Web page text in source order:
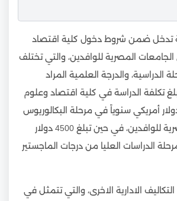
تدخل ضمن شروط دخول كلية اقتصاد
المصرية للوافدين، والتي تختلف
الدراسية، والدرجة العلمية المراد
تكلفة الدراسة في كلية اقتصاد وعلوم
الى 3500 دولار أمريكي سنوياً في مرحلة البكالوريوس
في الجامعات المصرية للوافدين، في حين تبلغ 4500 دولار
الدراسات العليا من درجات الماجستير
الادارية الاخرى، والتي تتمثل في